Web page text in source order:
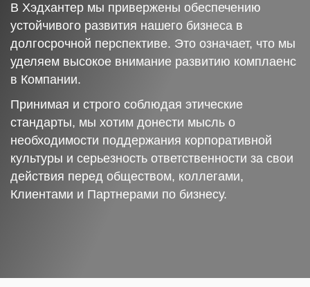
В Хэдхантер мы привержены обеспечению
устойчивого развития нашего бизнеса в
долгосрочной перспективе. Это означает, что мы
уделяем высокое внимание развитию комплаенс
в Компании.
Принимая и строго соблюдая этические
стандарты, мы хотим донести мысль о
необходимости поддержания корпоративной
культуры и серьезность ответственности за свои
действия перед обществом, коллегами,
Клиентами и Партнерами по бизнесу.